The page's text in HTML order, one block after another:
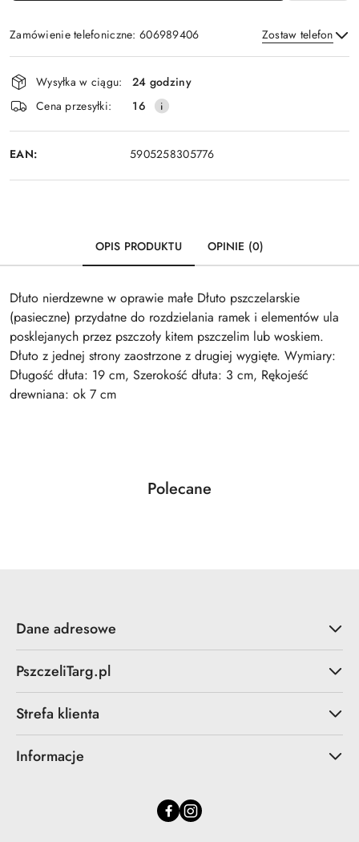
Zamówienie telefoniczne: 606989406 Zostaw telefon
Wyślij
Dostępność
i
dostawa
Wysyłka w ciągu:
24 godziny
Cena przesyłki:
16
EAN: 5905258305776
OPIS PRODUKTU OPINIE (0)
Dłuto nierdzewne w oprawie małe Dłuto pszczelarskie
(pasieczne) przydatne do rozdzielania ramek i elementów ula
posklejanych przez pszczoły kitem pszczelim lub woskiem.
Dłuto z jednej strony zaostrzone z drugiej wygięte. Wymiary:
Długość dłuta: 19 cm, Szerokość dłuta: 3 cm, Rękojeść
drewniana: ok 7 cm
Pomiń karuzelę produktów
Produkty
Polecane
Dane adresowe
PszczeliTarg.pl
Strefa klienta
Informacje